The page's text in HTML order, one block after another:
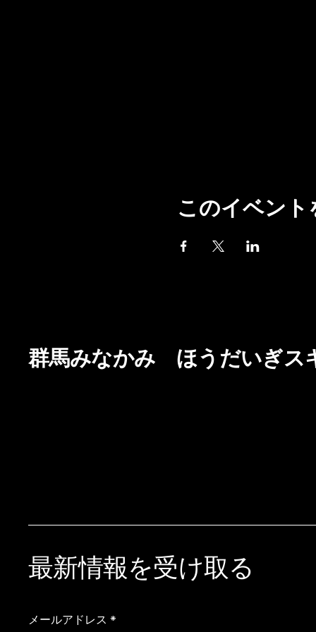
このイベント
群馬みなかみ ほうだいぎス
最新情報を受け取る
メールアドレス